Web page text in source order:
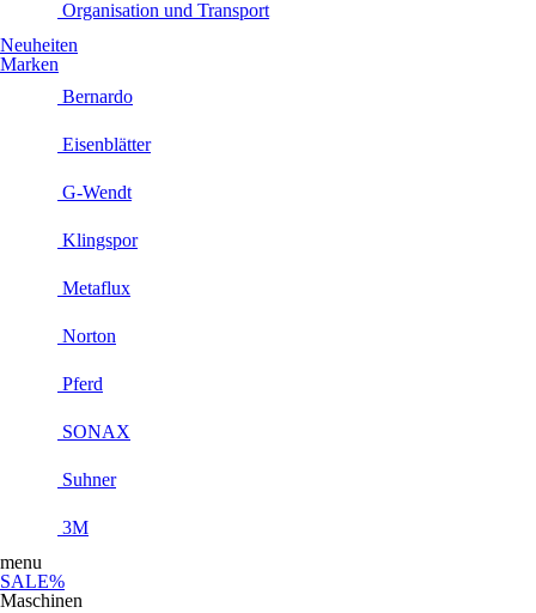
Organisation und Transport
Neuheiten
Marken
Bernardo
Eisenblätter
G-Wendt
Klingspor
Metaflux
Norton
Pferd
SONAX
Suhner
3M
menu
SALE%
Maschinen